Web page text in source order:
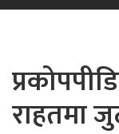
राहतमा